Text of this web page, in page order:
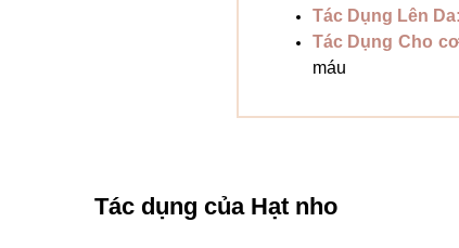
Tác Dụng Lên Da:
Tác Dụng Cho
máu
Tác dụng của Hạt nho